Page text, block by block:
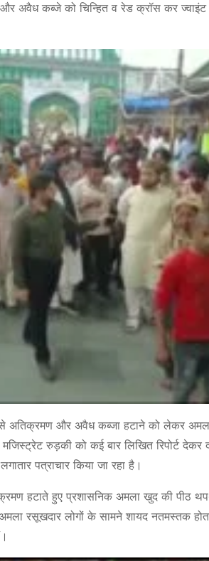
अवैध कब्जे को चिन्हित व रेड क्रॉस कर ज्वाइंट
और अवैध कब्जा हटाने को लेकर अमला
रुड़की को कई बार लिखित रिपोर्ट देकर
पत्राचार किया जा रहा है।
हुए प्रशासनिक अमला खुद की पीठ
रसूखदार लोगों के सामने शायद नतमस्तक